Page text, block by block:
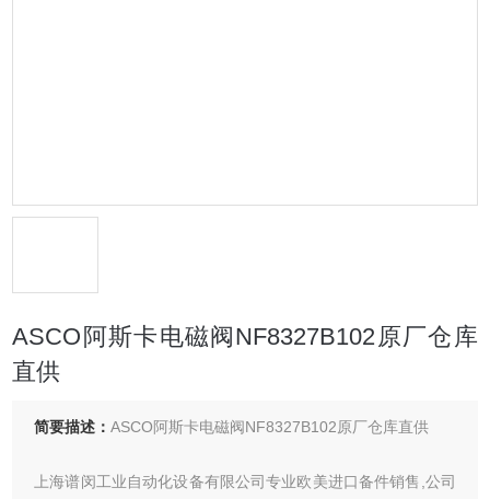
ASCO阿斯卡电磁阀NF8327B102原厂仓库
直供
简要描述：ASCO阿斯卡电磁阀NF8327B102原厂仓库直供
上海谱闵工业自动化设备有限公司专业欧美进口备件销售,公司